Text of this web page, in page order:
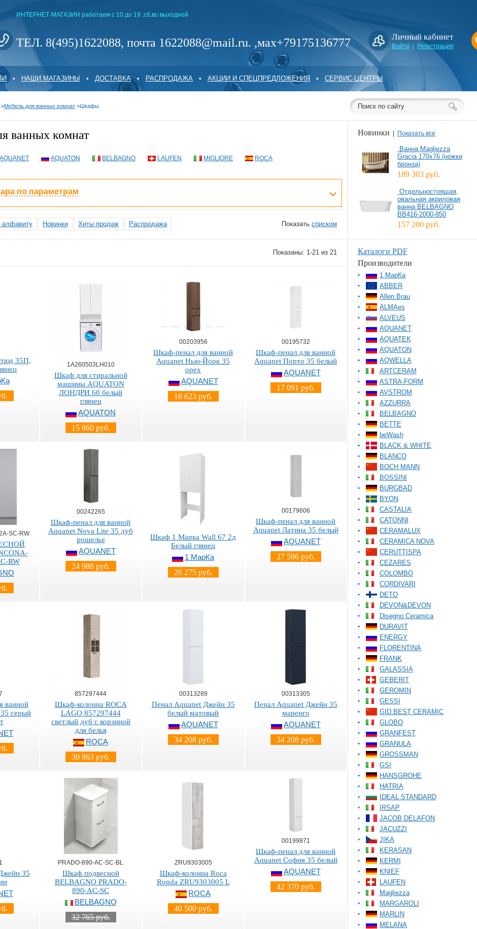
ИНТЕРНЕТ-МАГАЗИН работаем с 10 до 19 ,сб,вс-выходной
ТЕЛ. 8(495)1622088, почта 1622088@mail.ru. ,мах+79175136777 Личный кабинет
Войти Регистрация
• НАШИ МАГАЗИНЫ • ДОСТАВКА • РАСПРОДАЖА • АКЦИИ И СПЕЦПРЕДЛОЖЕНИЯ • СЕРВИС-ЦЕНТРЫ
»Мебель для ванных комнат »Шкафы
ванных комнат
AQUANET AQUATON BELBAGNO LAUFEN MIGLIORE ROCA
по параметрам
Показать списком
алфавиту Новинки Хиты продаж Распродажа
Показаны: 1-21 из 21
35П,
1A260503LH010
Шкаф для стиральной
машины AQUATON
ЛОНДРИ 60 белый
глянец
AQUATON
15 860 руб.
00203956
Шкаф-пенал для ванной
Aquanet Нью-Йорк 35
орех
AQUANET
16 623 руб.
00195732
Шкаф-пенал для ванной
Aquanet Порто 35 белый
AQUANET
17 091 руб.
SC-RW
RW
00242265
Шкаф-пенал для ванной
Aquanet Nova Lite 35 дуб
рошелье
AQUANET
24 988 руб.
Шкаф 1 Марка Wall 67 2д
Белый глянец
1 МарКа
26 275 руб.
00179606
Шкаф-пенал для ванной
Aquanet Латина 35 белый
AQUANET
27 596 руб.
ванной
серый
857297444
Шкаф-колонна ROCA
LAGO 857297444
светлый дуб с корзиной
для белья
ROCA
30 863 руб.
00313289
Пенал Aquanet Джейн 35
белый матовый
AQUANET
34 208 руб.
00313305
Пенал Aquanet Джейн 35
маренго
AQUANET
34 208 руб.
35
PRADO-890-AC-SC-BL
Шкаф подвесной
BELBAGNO PRADO-
890-AC-SC
BELBAGNO
32 765 руб.
ZRU9303005
Шкаф-колонна Roca
Ronda ZRU9303005 L
ROCA
40 500 руб.
00199871
Шкаф-пенал для ванной
Aquanet София 35 белый
AQUANET
42 370 руб.
Новинки Показать все
Ванна Magliezza
Gracia 170x76 (ножки
бронза)
189 303 руб.
Отдельностоящая,
овальная акриловая
ванна BELBAGNO
BB416-2000-850
157 200 руб.
Каталоги PDF
Производители
1 МарКа
ABBER
Allen Brau
ALMAes
ALVEUS
AQUANET
AQUATEK
AQUATON
AQWELLA
ARTCERAM
ASTRA-FORM
AVSTROM
AZZURRA
BELBAGNO
BETTE
beWash
BLACK & WHITE
BLANCO
BOCH MANN
BOSSINI
BURGBAD
BYON
CASTALIA
CATONNI
CERAMALUX
CERAMICA NOVA
CERUTTISPA
CEZARES
COLOMBO
CORDIVARI
DETO
DEVON&DEVON
Disegno Ceramica
DURAVIT
ENERGY
FLORENTINA
FRANK
GALASSIA
GEBERIT
GEROMIN
GESSI
GID BEST CERAMIC
GLOBO
GRANFEST
GRANULA
GROSSMAN
GSI
HANSGROHE
HATRIA
IDEAL STANDARD
IRSAP
JACOB DELAFON
JACUZZI
JIKA
KERASAN
KERMI
KNIEF
LAUFEN
Magliezza
MARGAROLI
MARLIN
MELANA